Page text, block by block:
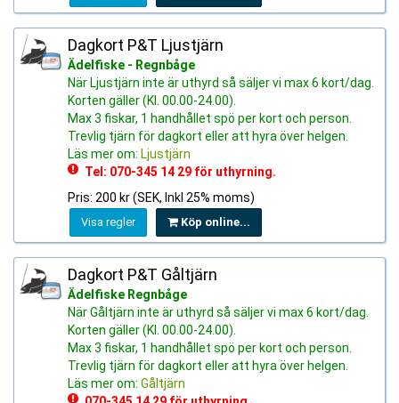
Dagkort P&T Ljustjärn
Ädelfiske - Regnbåge
När Ljustjärn inte är uthyrd så säljer vi max 6 kort/dag.
Korten gäller (Kl. 00.00-24.00).
Max 3 fiskar, 1 handhållet spö per kort och person.
Trevlig tjärn för dagkort eller att hyra över helgen.
Läs mer om: Ljustjärn
Tel: 070-345 14 29 för uthyrning.
Pris: 200 kr (SEK, Inkl 25% moms)
Visa regler Köp online...
Dagkort P&T Gåltjärn
Ädelfiske Regnbåge
När Gåltjärn inte är uthyrd så säljer vi max 6 kort/dag.
Korten gäller (Kl. 00.00-24.00).
Max 3 fiskar, 1 handhållet spö per kort och person.
Trevlig tjärn för dagkort eller att hyra över helgen.
Läs mer om: Gåltjärn